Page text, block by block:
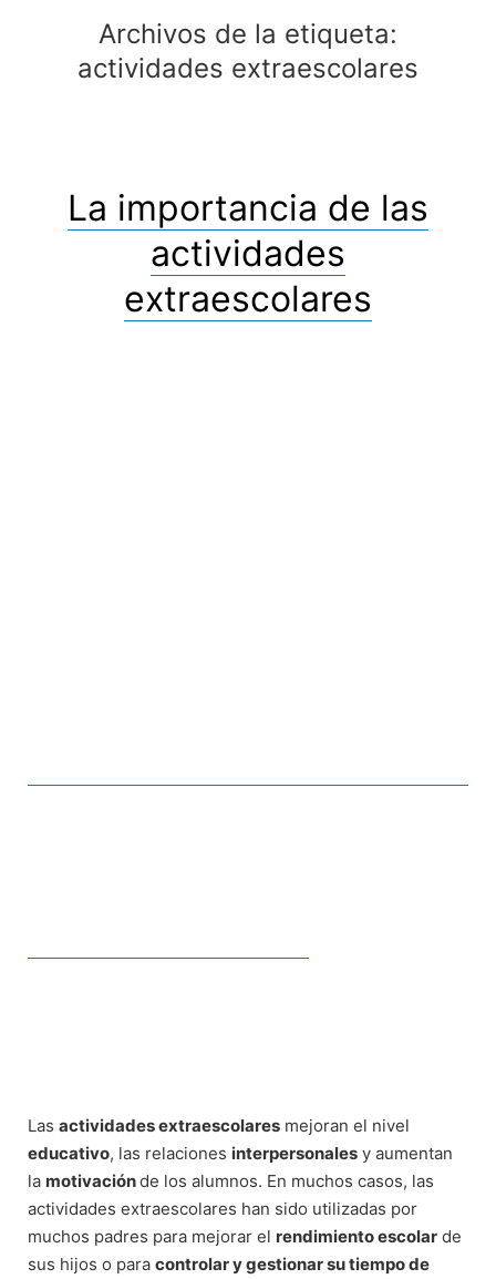
Archivos de la etiqueta:
actividades extraescolares
La importancia de las
actividades
extraescolares
Las actividades extraescolares mejoran el nivel
educativo, las relaciones interpersonales y aumentan
la motivaciónde los alumnos. En muchos casos, las
actividades extraescolares han sido utilizadas por
muchos padres para mejorar el rendimiento escolar de
sus hijos o para controlar y gestionar su tiempo de